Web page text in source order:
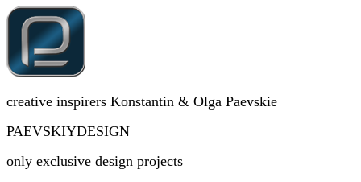
creative inspirers Konstantin & Olga Paevskie
PAEVSKIYDESIGN
only exclusive design projects